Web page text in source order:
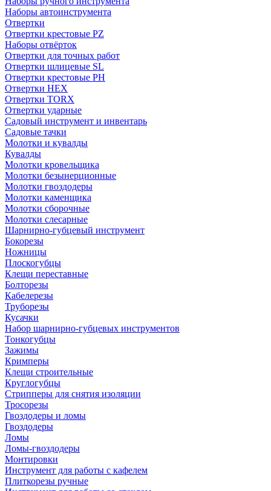
Наборы автоинструмента
Отвертки
Отвертки крестовые PZ
Наборы отвёрток
Отвертки для точных работ
Отвертки шлицевые SL
Отвертки крестовые PH
Отвертки HEX
Отвертки TORX
Отвертки ударные
Садовый инструмент и инвентарь
Садовые тачки
Молотки и кувалды
Кувалды
Молотки кровельщика
Молотки безынерционные
Молотки гвоздодеры
Молотки каменщика
Молотки сборочные
Молотки слесарные
Шарнирно-губцевый инструмент
Бокорезы
Ножницы
Плоскогубцы
Клещи переставные
Болторезы
Кабелерезы
Труборезы
Кусачки
Набор шарнирно-губцевых инструментов
Тонкогубцы
Зажимы
Кримперы
Клещи строительные
Круглогубцы
Стрипперы для снятия изоляции
Тросорезы
Гвоздодеры и ломы
Гвоздодеры
Ломы
Ломы-гвоздодеры
Монтировки
Инструмент для работы с кафелем
Плиткорезы ручные